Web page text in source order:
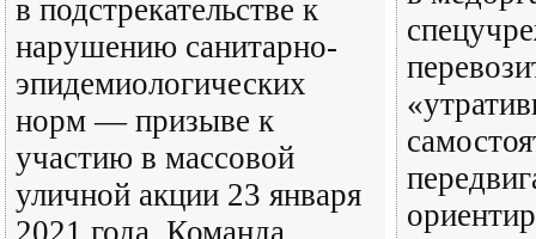
в подстрекательстве к
нарушению санитарно-
эпидемиологических
норм — призыве к
участию в массовой
уличной акции 23 января
2021 года. Команда